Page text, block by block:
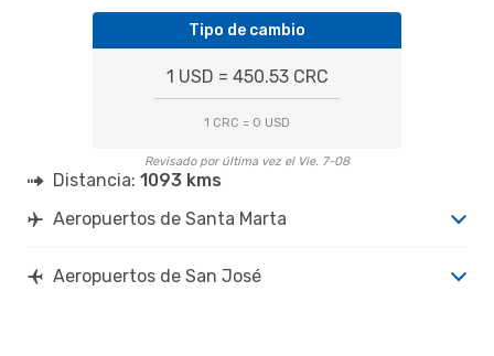
Tipo de cambio
1 USD = 450.53 CRC
1 CRC = 0 USD
Revisado por última vez el Vie. 7-08
Distancia: 1093 kms
Aeropuertos de Santa Marta
Aeropuertos de San José